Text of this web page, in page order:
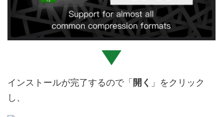
インストールが完了するので「 開く 」をクリック
し、